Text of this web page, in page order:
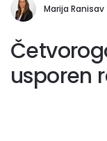
Marija Ranisav
usporen